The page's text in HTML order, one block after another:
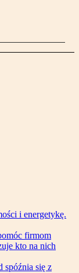
i energetykę.
firmom
kto na nich
spóźnia się z